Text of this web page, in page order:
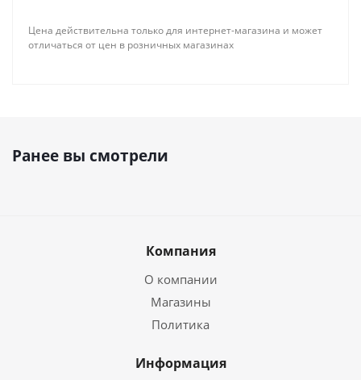
Цена действительна только для интернет-магазина и может
отличаться от цен в розничных магазинах
Ранее вы смотрели
Компания
О компании
Магазины
Политика
Информация